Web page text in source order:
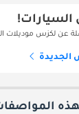
عن لكزس موديلات
الجديدة